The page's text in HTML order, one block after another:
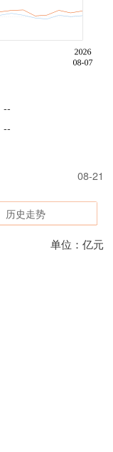
--
--
08-21
历史走势
单位：亿元